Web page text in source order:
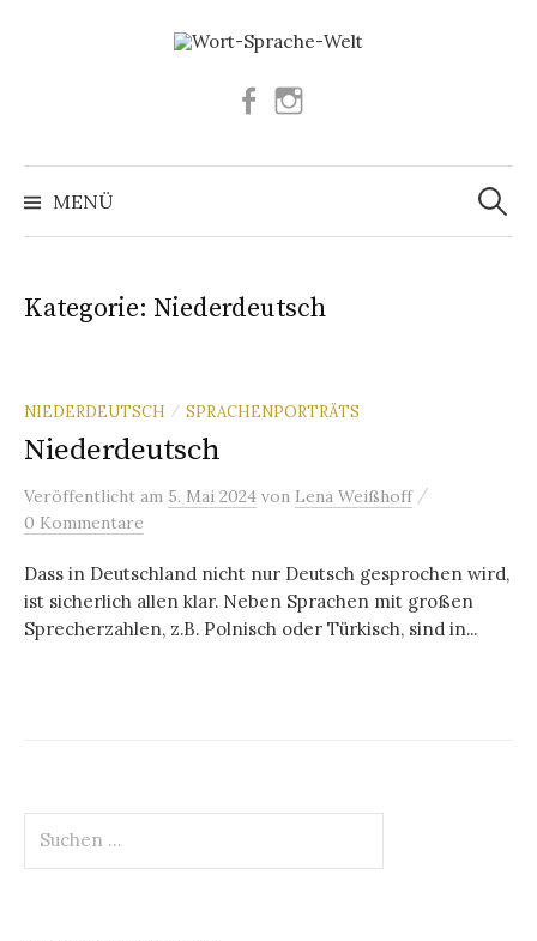
Facebook
MENÜ
Suchen
nach:
Kategorie: Niederdeutsch
NIEDERDEUTSCH / SPRACHENPORTRÄTS
Niederdeutsch
Veröffentlicht am 5. Mai 2024 von Lena Weißhoff /
0 Kommentare
Dass in Deutschland nicht nur Deutsch gesprochen wird,
ist sicherlich allen klar. Neben Sprachen mit großen
Sprecherzahlen, z.B. Polnisch oder Türkisch, sind in...
nach: